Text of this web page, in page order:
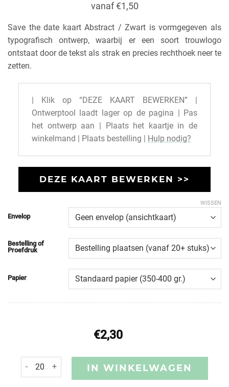
vanaf €1,50
Save the date kaart Abstract / Zwart is vormgegeven als
typografisch ontwerp, waarbij er een soort trouwlogo
ontstaat door de tekst als strak en precies rechthoek neer te
zetten.
| Klik op “DEZE KAART BEWERKEN” |
Ontwerptool laadt lager op de pagina | Pas
het ontwerp aan | Plaats het kaartje in de
winkelmand | Plaats bestelling |
Hulp nodig?
DEZE KAART BEWERKEN >>
Envelop
Bestelling of
Proefdruk
Papier
WISSEN
€2,30
IN WINKELWAGEN